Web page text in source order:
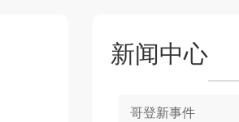
新闻中心
哥登新事件